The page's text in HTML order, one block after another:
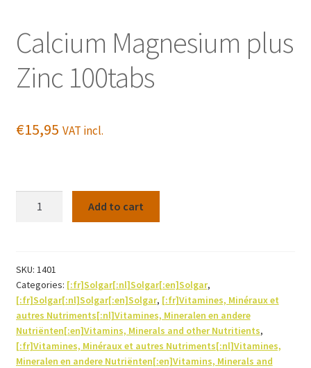
Calcium Magnesium plus
Zinc 100tabs
€15,95 VAT incl.
100tabs
quantity
Add to cart
SKU: 1401
Categories: [:fr]Solgar[:nl]Solgar[:en]Solgar,
[:fr]Solgar[:nl]Solgar[:en]Solgar, [:fr]Vitamines, Minéraux et
autres Nutriments[:nl]Vitamines, Mineralen en andere
Nutriënten[:en]Vitamins, Minerals and other Nutritients,
[:fr]Vitamines, Minéraux et autres Nutriments[:nl]Vitamines,
Mineralen en andere Nutriënten[:en]Vitamins, Minerals and